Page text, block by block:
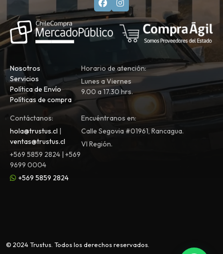
Nosotros
Servicios
Política de Envío
Políticas de compra
Horario de atención:
Lunes a Viernes
9.00 a 17.30 hrs.
Contáctanos:
hola@trustus.cl |
ventas@trustus.cl
+569 5859 2824 | +569
9699 0004
+569 5859 2824
Encuéntranos en:
Calle Segovia #01961, Rancagua.
VI Región.
© 2024 Trustus. Todos los derechos reservados.